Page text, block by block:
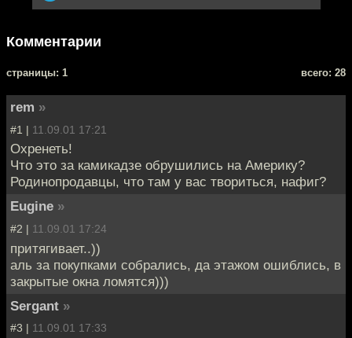
Комментарии
cтраницы: 1 всего: 28
rem »
#1 | 11.09.01 17:21
Охренеть!
Что это за камикадзе обрушились на Америку?
Родинопродавцы, что там у вас твориться, нафиг?
Eugine »
#2 | 11.09.01 17:24
притягивает..))
аль за покупками собрались, да этажом ошиблись, в
закрытые окна ломятся)))
Sergant »
#3 | 11.09.01 17:33